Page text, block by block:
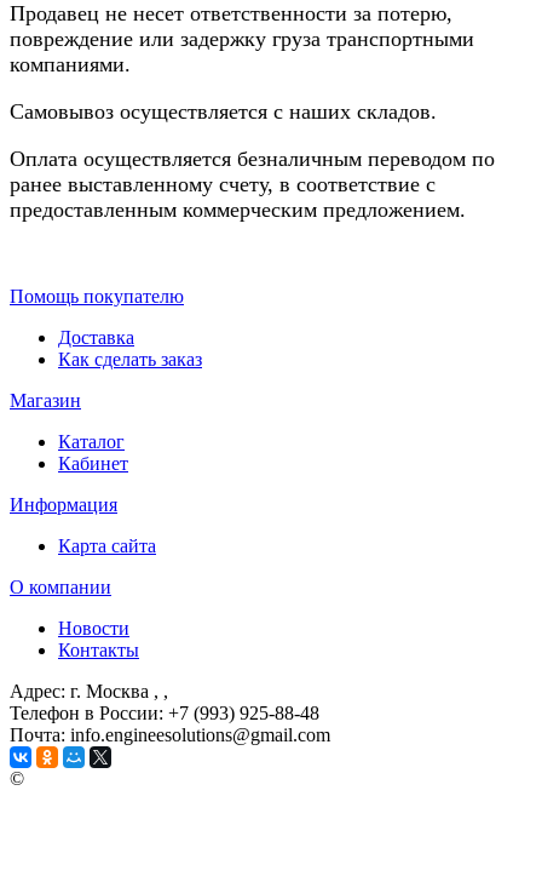
Продавец не несет ответственности за потерю,
повреждение или задержку груза транспортными
компаниями.
Самовывоз осуществляется с наших складов.
Оплата осуществляется безналичным переводом по
ранее выставленному счету, в соответствие с
предоставленным коммерческим предложением.
Помощь покупателю
Доставка
Как сделать заказ
Магазин
Каталог
Кабинет
Информация
Карта сайта
О компании
Новости
Контакты
Адрес: г. Москва , ,
Телефон в России: +7 (993) 925-88-48
Почта: info.engineesolutions@gmail.com
©